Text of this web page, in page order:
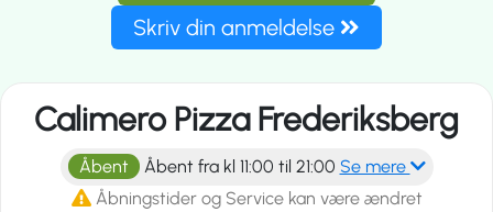
Skriv din anmeldelse
Calimero Pizza Frederiksberg
Åbent Åbent fra kl 11:00 til 21:00 Se mere
Åbningstider og Service kan være ændret